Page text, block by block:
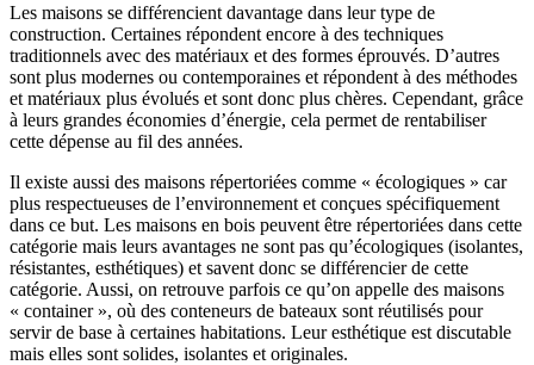
Les maisons se différencient davantage dans leur type de
construction. Certaines répondent encore à des techniques
traditionnels avec des matériaux et des formes éprouvés. D’autres
sont plus modernes ou contemporaines et répondent à des méthodes
et matériaux plus évolués et sont donc plus chères. Cependant, grâce
à leurs grandes économies d’énergie, cela permet de rentabiliser
cette dépense au fil des années.
Il existe aussi des maisons répertoriées comme « écologiques » car
plus respectueuses de l’environnement et conçues spécifiquement
dans ce but. Les maisons en bois peuvent être répertoriées dans cette
catégorie mais leurs avantages ne sont pas qu’écologiques (isolantes,
résistantes, esthétiques) et savent donc se différencier de cette
catégorie. Aussi, on retrouve parfois ce qu’on appelle des maisons
« container », où des conteneurs de bateaux sont réutilisés pour
servir de base à certaines habitations. Leur esthétique est discutable
mais elles sont solides, isolantes et originales.